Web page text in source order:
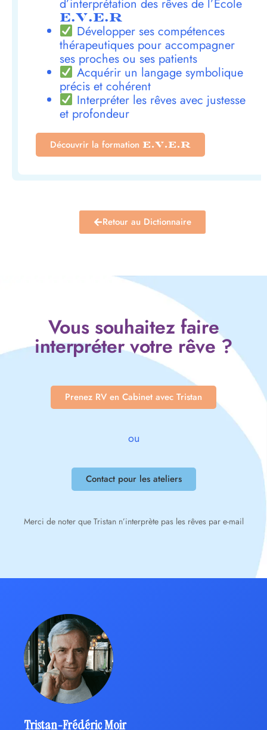
d’interprétation des rêves de l’École
E.V.E.R
Développer ses compétences
thérapeutiques pour accompagner
ses proches ou ses patients
Acquérir un langage symbolique
précis et cohérent
Interpréter les rêves avec justesse
et profondeur
Découvrir la formation E.V.E.R
Retour au Dictionnaire
Vous souhaitez faire
interpréter votre rêve ?
Prenez RV en Cabinet avec Tristan
ou
Contact pour les ateliers
Merci de noter que Tristan n’interprète pas les rêves par e-mail
Tristan-Frédéric Moir